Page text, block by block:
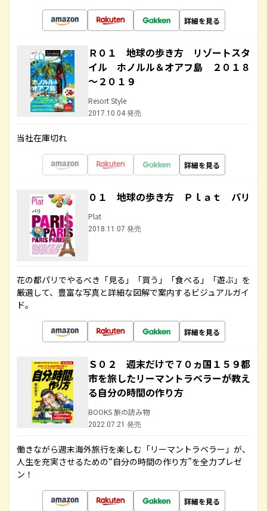
詳細を見る
Ｒ０１ 地球の歩き方 リゾートスタ
イル ホノルル＆オアフ島 ２０１８
～２０１９
Resort Style
2017.10.04 発売
当社在庫切れ
詳細を見る
０１ 地球の歩き方 Ｐｌａｔ パリ
Plat
2018.11.07 発売
花の都パリでやるべき「見る」「買う」「食べる」「遊ぶ」を
厳選して、豊富な写真と詳細な図解で案内するビジュアルガイ
ド。
詳細を見る
Ｓ０２ 週末だけで７０ヵ国１５９都
市を旅したリーマントラベラーが教え
る自分の時間の作り方
BOOKS 旅の読み物
2022.07.21 発売
働きながら週末海外旅行を楽しむ「リーマントラベラー」が、
人生を充実させるための“自分の時間の作り方”を全力プレゼ
ン！
詳細を見る